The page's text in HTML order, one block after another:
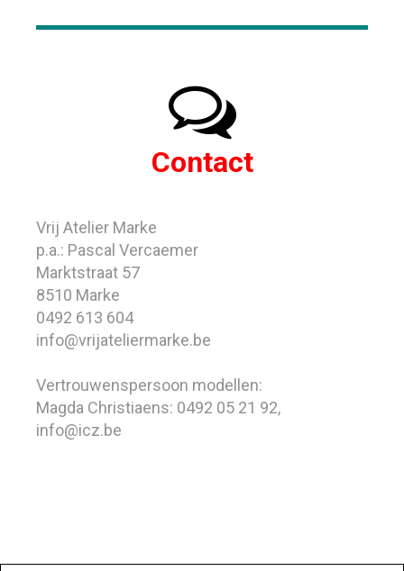

Contact
Vrij Atelier Marke
p.a.: Pascal Vercaemer
Marktstraat 57
8510 Marke
0492 613 604
info@vrijateliermarke.be
Vertrouwenspersoon modellen:
Magda Christiaens: 0492 05 21 92,
info@icz.be